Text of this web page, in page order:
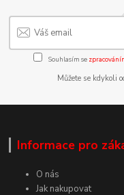
Souhlasím se
Můžete se kdykoli
Informace pro
O nás
Jak nakupovat